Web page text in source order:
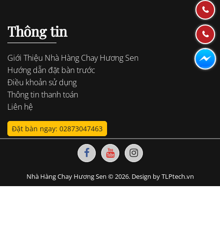
Thông tin
Giới Thiệu Nhà Hàng Chay Hương Sen
Hướng dẫn đặt bàn trước
Điều khoản sử dụng
Thông tin thanh toán
Liên hệ
Đặt bàn ngay: 02873047463
Nhà Hàng Chay Hương Sen © 2026. Design by TLPtech.vn